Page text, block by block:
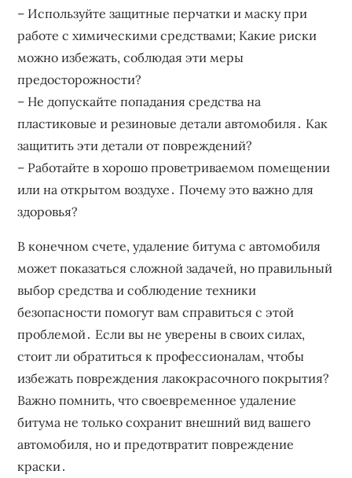
– Используйте защитные перчатки и маску при
работе с химическими средствами; Какие риски
можно избежать‚ соблюдая эти меры
предосторожности?
– Не допускайте попадания средства на
пластиковые и резиновые детали автомобиля․ Как
защитить эти детали от повреждений?
– Работайте в хорошо проветриваемом помещении
или на открытом воздухе․ Почему это важно для
здоровья?
В конечном счете‚ удаление битума с автомобиля
может показаться сложной задачей‚ но правильный
выбор средства и соблюдение техники
безопасности помогут вам справиться с этой
проблемой․ Если вы не уверены в своих силах‚
стоит ли обратиться к профессионалам‚ чтобы
избежать повреждения лакокрасочного покрытия?
Важно помнить‚ что своевременное удаление
битума не только сохранит внешний вид вашего
автомобиля‚ но и предотвратит повреждение
краски․